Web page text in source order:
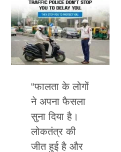
“फालता के लोगों
ने अपना फैसला
सुना दिया है।
लोकतंत्र की
जीत हुई है और